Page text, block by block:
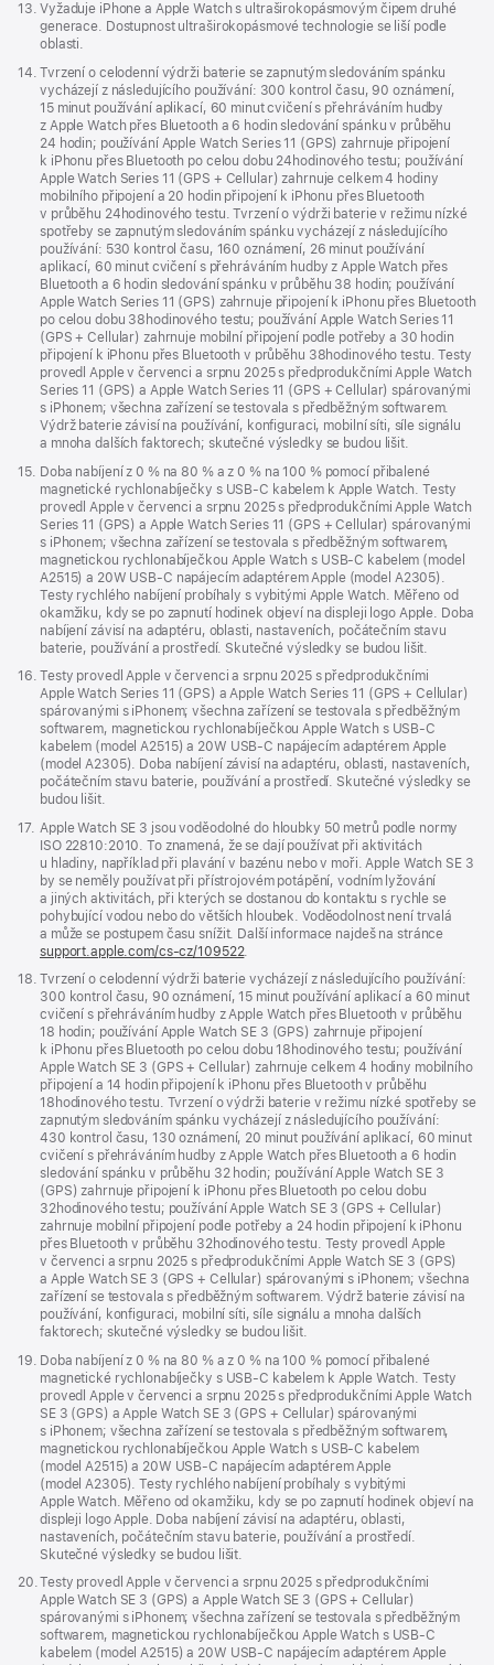
Poznámka
13. Vyžaduje iPhone a Apple Watch s ultraširokopásmovým čipem druhé
generace. Dostupnost ultraširokopásmové technologie se liší podle
oblasti.
Poznámka
14. Tvrzení o celodenní výdrži baterie se zapnutým sledováním spánku
vycházejí z následujícího používání: 300 kontrol času, 90 oznámení,
15 minut používání aplikací, 60 minut cvičení s přehráváním hudby
z Apple Watch přes Bluetooth a 6 hodin sledování spánku v průběhu
24 hodin; používání Apple Watch Series 11 (GPS) zahrnuje připojení
k iPhonu přes Bluetooth po celou dobu 24hodinového testu; používání
Apple Watch Series 11 (GPS + Cellular) zahrnuje celkem 4 hodiny
mobilního připojení a 20 hodin připojení k iPhonu přes Bluetooth
v průběhu 24hodinového testu. Tvrzení o výdrži baterie v režimu nízké
spotřeby se zapnutým sledováním spánku vycházejí z následujícího
používání: 530 kontrol času, 160 oznámení, 26 minut používání
aplikací, 60 minut cvičení s přehráváním hudby z Apple Watch přes
Bluetooth a 6 hodin sledování spánku v průběhu 38 hodin; používání
Apple Watch Series 11 (GPS) zahrnuje připojení k iPhonu přes Bluetooth
po celou dobu 38hodinového testu; používání Apple Watch Series 11
(GPS + Cellular) zahrnuje mobilní připojení podle potřeby a 30 hodin
připojení k iPhonu přes Bluetooth v průběhu 38hodinového testu. Testy
provedl Apple v červenci a srpnu 2025 s předprodukčními Apple Watch
Series 11 (GPS) a Apple Watch Series 11 (GPS + Cellular) spárovanými
s iPhonem; všechna zařízení se testovala s předběžným softwarem.
Výdrž baterie závisí na používání, konfiguraci, mobilní síti, síle signálu
a mnoha dalších faktorech; skutečné výsledky se budou lišit.
Poznámka
15. Doba nabíjení z 0 % na 80 % a z 0 % na 100 % pomocí přibalené
magnetické rychlonabíječky s USB‑C kabelem k Apple Watch. Testy
provedl Apple v červenci a srpnu 2025 s předprodukčními Apple Watch
Series 11 (GPS) a Apple Watch Series 11 (GPS + Cellular) spárovanými
s iPhonem; všechna zařízení se testovala s předběžným softwarem,
magnetickou rychlonabíječkou Apple Watch s USB‑C kabelem (model
A2515) a 20W USB‑C napájecím adaptérem Apple (model A2305).
Testy rychlého nabíjení probíhaly s vybitými Apple Watch. Měřeno od
okamžiku, kdy se po zapnutí hodinek objeví na displeji logo Apple. Doba
nabíjení závisí na adaptéru, oblasti, nastaveních, počátečním stavu
baterie, používání a prostředí. Skutečné výsledky se budou lišit.
Poznámka
16. Testy provedl Apple v červenci a srpnu 2025 s předprodukčními
Apple Watch Series 11 (GPS) a Apple Watch Series 11 (GPS + Cellular)
spárovanými s iPhonem; všechna zařízení se testovala s předběžným
softwarem, magnetickou rychlonabíječkou Apple Watch s USB‑C
kabelem (model A2515) a 20W USB‑C napájecím adaptérem Apple
(model A2305). Doba nabíjení závisí na adaptéru, oblasti, nastaveních,
počátečním stavu baterie, používání a prostředí. Skutečné výsledky se
budou lišit.
Poznámka
17. Apple Watch SE 3 jsou voděodolné do hloubky 50 metrů podle normy
ISO 22810:2010. To znamená, že se dají používat při aktivitách
u hladiny, například při plavání v bazénu nebo v moři. Apple Watch SE 3
by se neměly používat při přístrojovém potápění, vodním lyžování
a jiných aktivitách, při kterých se dostanou do kontaktu s rychle se
pohybující vodou nebo do větších hloubek. Voděodolnost není trvalá
a může se postupem času snížit. Další informace najdeš na stránce
support.apple.com/cs-cz/109522.
Poznámka
18. Tvrzení o celodenní výdrži baterie vycházejí z následujícího používání:
300 kontrol času, 90 oznámení, 15 minut používání aplikací a 60 minut
cvičení s přehráváním hudby z Apple Watch přes Bluetooth v průběhu
18 hodin; používání Apple Watch SE 3 (GPS) zahrnuje připojení
k iPhonu přes Bluetooth po celou dobu 18hodinového testu; používání
Apple Watch SE 3 (GPS + Cellular) zahrnuje celkem 4 hodiny mobilního
připojení a 14 hodin připojení k iPhonu přes Bluetooth v průběhu
18hodinového testu. Tvrzení o výdrži baterie v režimu nízké spotřeby se
zapnutým sledováním spánku vycházejí z následujícího používání:
430 kontrol času, 130 oznámení, 20 minut používání aplikací, 60 minut
cvičení s přehráváním hudby z Apple Watch přes Bluetooth a 6 hodin
sledování spánku v průběhu 32 hodin; používání Apple Watch SE 3
(GPS) zahrnuje připojení k iPhonu přes Bluetooth po celou dobu
32hodinového testu; používání Apple Watch SE 3 (GPS + Cellular)
zahrnuje mobilní připojení podle potřeby a 24 hodin připojení k iPhonu
přes Bluetooth v průběhu 32hodinového testu. Testy provedl Apple
v červenci a srpnu 2025 s předprodukčními Apple Watch SE 3 (GPS)
a Apple Watch SE 3 (GPS + Cellular) spárovanými s iPhonem; všechna
zařízení se testovala s předběžným softwarem. Výdrž baterie závisí na
používání, konfiguraci, mobilní síti, síle signálu a mnoha dalších
faktorech; skutečné výsledky se budou lišit.
Poznámka
19. Doba nabíjení z 0 % na 80 % a z 0 % na 100 % pomocí přibalené
magnetické rychlonabíječky s USB‑C kabelem k Apple Watch. Testy
provedl Apple v červenci a srpnu 2025 s předprodukčními Apple Watch
SE 3 (GPS) a Apple Watch SE 3 (GPS + Cellular) spárovanými
s iPhonem; všechna zařízení se testovala s předběžným softwarem,
magnetickou rychlonabíječkou Apple Watch s USB‑C kabelem
(model A2515) a 20W USB‑C napájecím adaptérem Apple
(model A2305). Testy rychlého nabíjení probíhaly s vybitými
Apple Watch. Měřeno od okamžiku, kdy se po zapnutí hodinek objeví na
displeji logo Apple. Doba nabíjení závisí na adaptéru, oblasti,
nastaveních, počátečním stavu baterie, používání a prostředí.
Skutečné výsledky se budou lišit.
Poznámka
20.Testy provedl Apple v červenci a srpnu 2025 s předprodukčními
Apple Watch SE 3 (GPS) a Apple Watch SE 3 (GPS + Cellular)
spárovanými s iPhonem; všechna zařízení se testovala s předběžným
softwarem, magnetickou rychlonabíječkou Apple Watch s USB‑C
kabelem (model A2515) a 20W USB‑C napájecím adaptérem Apple